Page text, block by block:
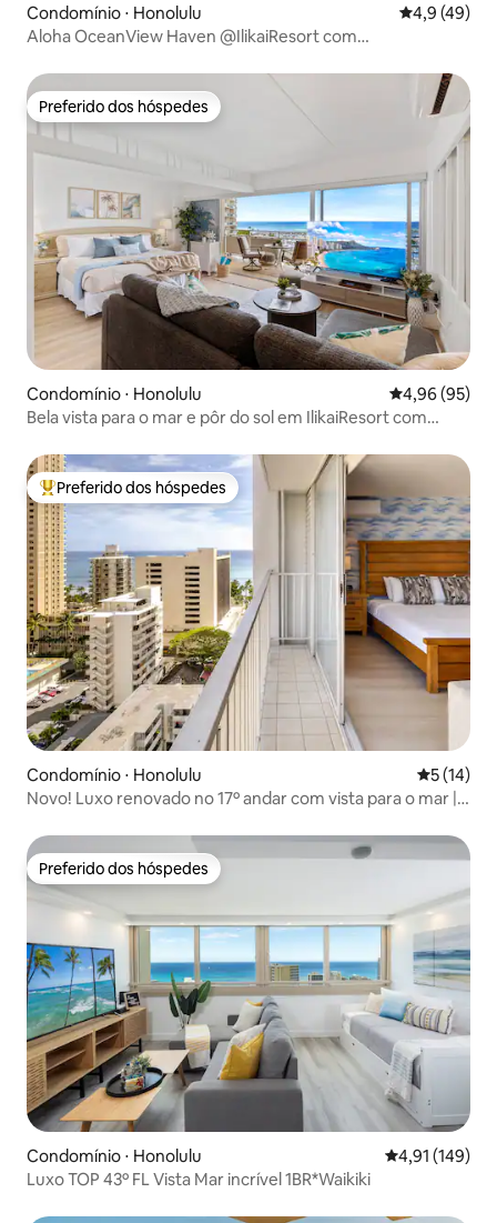
Condomínio ⋅ Honolulu 4,9 de uma
4,9 (49)
Aloha OceanView Haven @IlikaiResort com
Preferido dos hóspedes
Preferido dos hóspedes
Condomínio ⋅ Honolulu 4,96 de uma
4,96 (95)
Bela vista para o mar e pôr do sol em IlikaiResort com
Entre os melhores preferidos dos hóspedes
Preferido dos hóspedes
Condomínio ⋅ Honolulu 5 de uma
5 (14)
Novo! Luxo renovado no 17º andar com vista para o mar |
Preferido dos hóspedes
Preferido dos hóspedes
Condomínio ⋅ Honolulu 4,91 de uma
4,91 (149)
Luxo TOP 43º FL Vista Mar incrível 1BR*Waikiki